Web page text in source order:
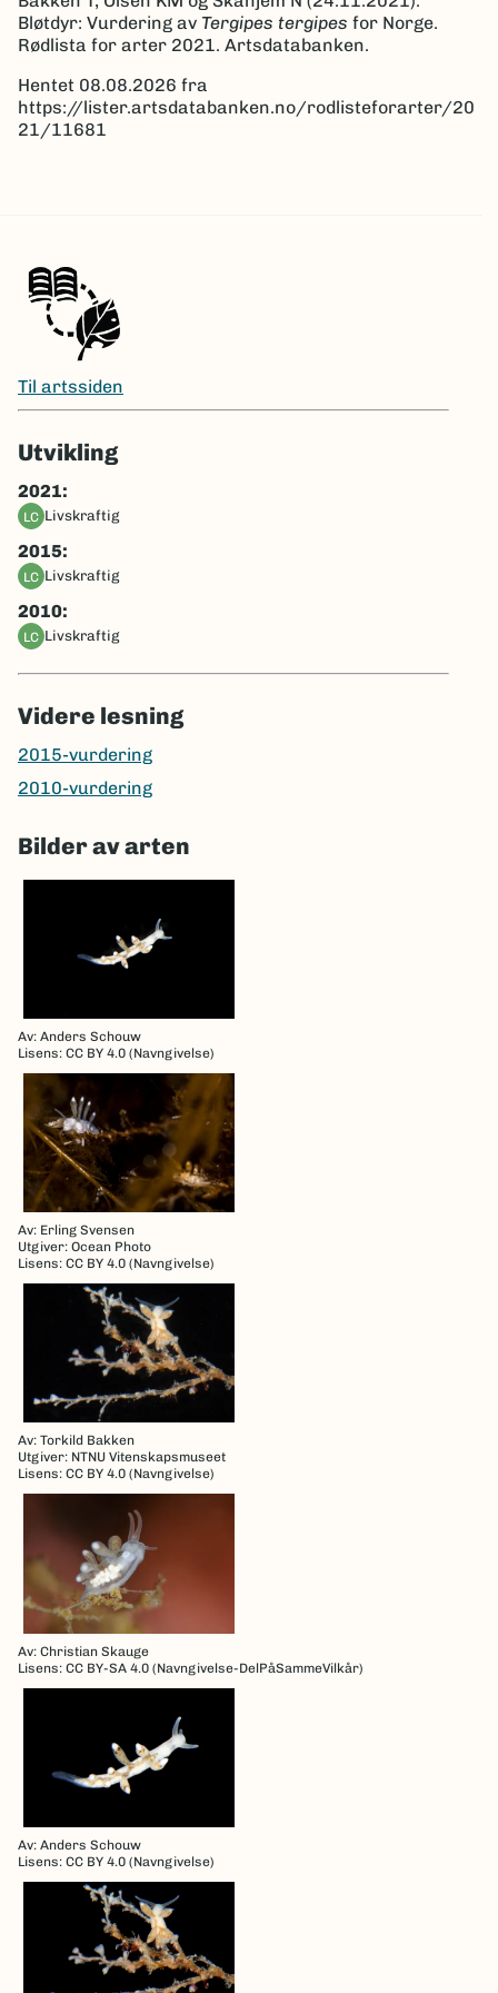
Bløtdyr: Vurdering av Tergipes tergipes for Norge.
Rødlista for arter 2021. Artsdatabanken.
Hentet 08.08.2026 fra
https://lister.artsdatabanken.no/rodlisteforarter/20
21/11681
Til artssiden
Utvikling
2021:
LC livskraftig
2015:
LC livskraftig
2010:
LC livskraftig
Videre lesning
2015-vurdering
2010-vurdering
Bilder av arten
Av: Anders Schouw
Lisens: CC BY 4.0 (Navngivelse)
Av: Erling Svensen
Utgiver: Ocean Photo
Lisens: CC BY 4.0 (Navngivelse)
Av: Torkild Bakken
Utgiver: NTNU Vitenskapsmuseet
Lisens: CC BY 4.0 (Navngivelse)
Av: Christian Skauge
Lisens: CC BY-SA 4.0 (Navngivelse-DelPåSammeVilkår)
Av: Anders Schouw
Lisens: CC BY 4.0 (Navngivelse)